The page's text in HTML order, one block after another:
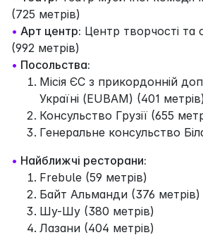
(725 метрів)
• Арт центр: Центр творчості та
(992 метрів)
• Посольства:
Місія ЄС з прикордонній
Україні (EUBAM) (401
Консульство Грузії (655
Генеральне консульство
• Найближчі ресторани:
Frebule (59 метрів)
Байт Альманди (376 метрів)
Шу-Шу (380 метрів)
Лазани (404 метрів)